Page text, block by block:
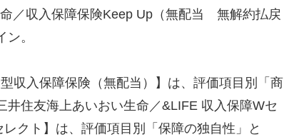
／収入保障保険Keep Up（無配当 無解約払戻
。
収入保障保険（無配当）】は、評価項目別「商
井住友海上あいおい生命／&LIFE 収入保障Wセ
クト】は、評価項目別「保障の独自性」と